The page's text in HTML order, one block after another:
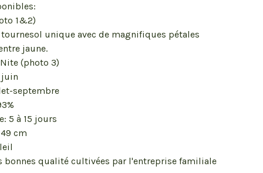
1&2)
tournesol unique avec de magnifiques pétales
jaune.
(photo 3)
juin
septembre
5 à 15 jours
cm
bonnes qualité cultivées par l'entreprise familiale